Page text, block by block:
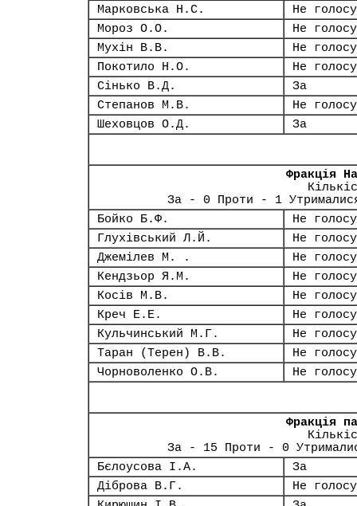
Марковська Н.С.
Не
Мороз О.О.
Не
Мухін В.В.
Не
Покотило Н.О.
Не
Сінько В.Д.
За
Степанов М.В.
Не
Шеховцов О.Д.
За
Фракція
За - 0 Проти - 1
Бойко Б.Ф.
Не
Глухівський Л.Й.
Не
Джемілев М. .
Не
Кендзьор Я.М.
Не
Косів М.В.
Не
Креч Е.Е.
Не
Кульчинський М.Г.
Не
Таран (Терен) В.В.
Не
Чорноволенко О.В.
Не
Фракція
За - 15 Проти - 0
Бєлоусова І.А.
За
Діброва В.Г.
Не